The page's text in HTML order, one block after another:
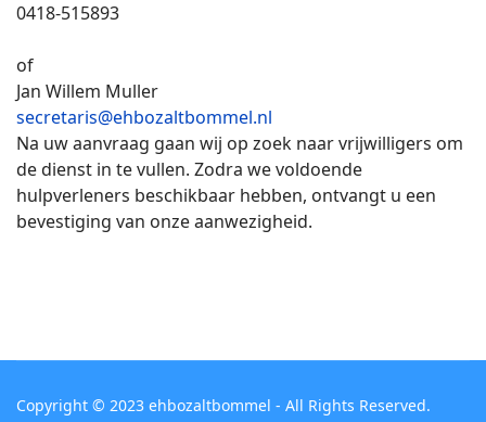
0418-515893
of
Jan Willem Muller
secretaris@ehbozaltbommel.nl
Na uw aanvraag gaan wij op zoek naar vrijwilligers om
de dienst in te vullen. Zodra we voldoende
hulpverleners beschikbaar hebben, ontvangt u een
bevestiging van onze aanwezigheid.
Copyright © 2023 ehbozaltbommel - All Rights Reserved.